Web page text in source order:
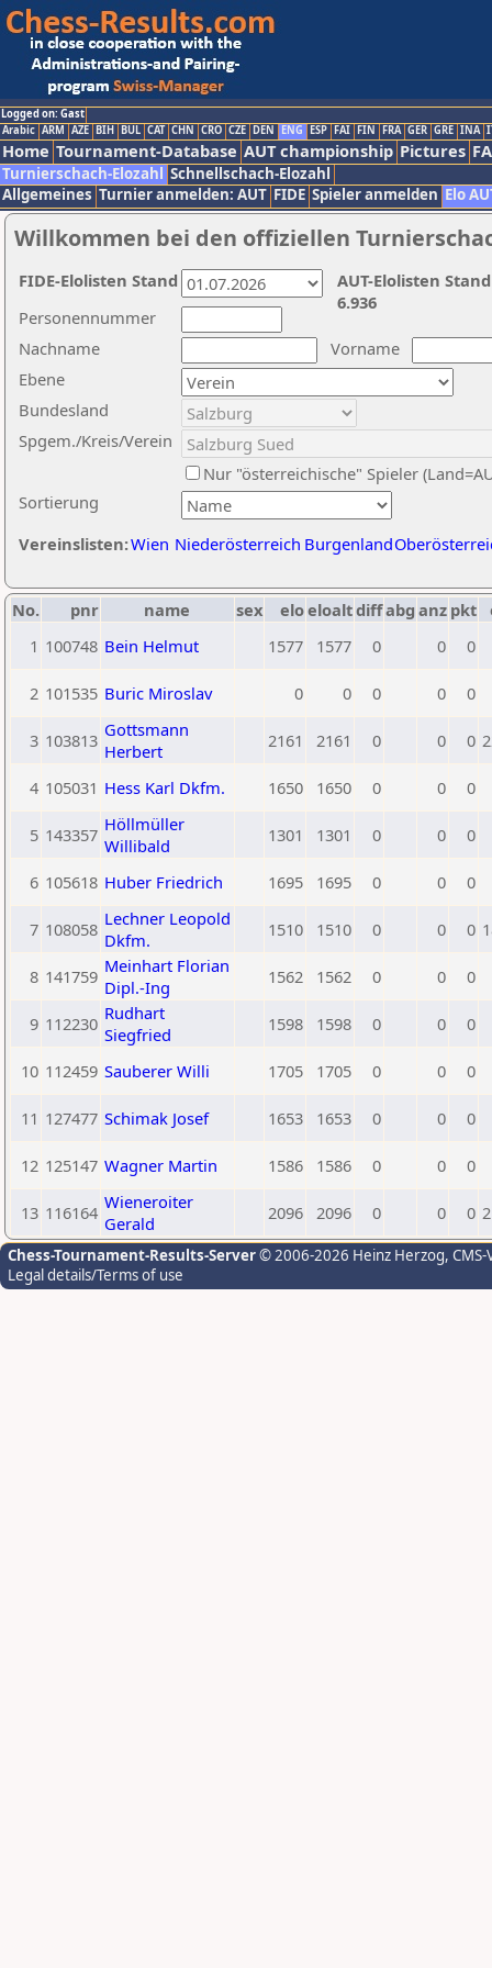
Logged on: Gast
Arabic ARM AZE BIH BUL CAT CHN CRO CZE DEN ENG ESP FAI FIN FRA GER GRE INA
Home Tournament-Database AUT championship Pictures
Turnierschach-Elozahl Schnellschach-Elozahl
Allgemeines Turnier anmelden: AUT FIDE Spieler anmelden Elo
Willkommen bei den offiziellen
Nachname
Vorname
Ebene
Sortierung
Personennummer
Bundesland
Spgem./Kreis/Verein
Nur "österreichische" Spieler
Vereinslisten:Wien Niederösterreich Burgenland
AUT-Elolisten
6.936
FIDE-Elolisten Stand
No. pnr name sex eloeloaltdiffabg anz pkt
1 100748 Bein Helmut 1577 1577 0 0 0
2 101535 Buric Miroslav 0 0 0 0 0
3 103813 Gottsmann
Herbert
2161 2161 0 0 0
4 105031 Hess Karl Dkfm. 1650 1650 0 0 0
5 143357 Höllmüller
Willibald
1301 1301 0 0 0
6 105618 Huber Friedrich 1695 1695 0 0 0
7 108058 Lechner Leopold
Dkfm.
1510 1510 0 0 0
8 141759 Meinhart Florian
Dipl.-Ing
1562 1562 0 0 0
9 112230 Rudhart
Siegfried
1598 1598 0 0 0
10 112459 Sauberer Willi 1705 1705 0 0 0
11 127477 Schimak Josef 1653 1653 0 0 0
12 125147 Wagner Martin 1586 1586 0 0 0
13 116164 Wieneroiter
Gerald
2096 2096 0 0 0
Chess-Tournament-Results-Server© 2006-2026 Heinz Herzog,
Legal details/Terms of use